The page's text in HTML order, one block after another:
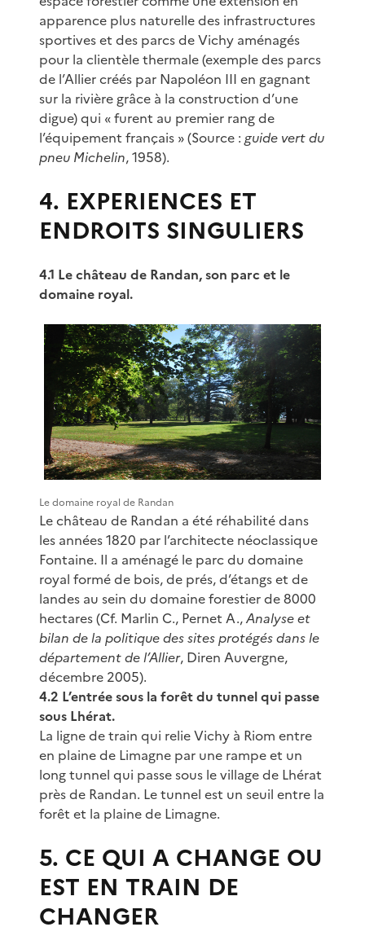
apparence plus naturelle des infrastructures
sportives et des parcs de Vichy aménagés
pour la clientèle thermale (exemple des parcs
de l’Allier créés par Napoléon III en gagnant
sur la rivière grâce à la construction d’une
digue) qui « furent au premier rang de
l’équipement français » (Source : guide vert du
pneu Michelin, 1958).
4. EXPERIENCES ET
ENDROITS SINGULIERS
4.1 Le château de Randan, son parc et le
domaine royal.
Le domaine royal de Randan
Le château de Randan a été réhabilité dans
les années 1820 par l’architecte néoclassique
Fontaine. Il a aménagé le parc du domaine
royal formé de bois, de prés, d’étangs et de
landes au sein du domaine forestier de 8000
hectares (Cf. Marlin C., Pernet A.,Analyse et
bilan de la politique des sites protégés dans le
département de l’Allier, Diren Auvergne,
décembre 2005).
4.2 L’entrée sous la forêt du tunnel qui passe
sous Lhérat.
La ligne de train qui relie Vichy à Riom entre
en plaine de Limagne par une rampe et un
long tunnel qui passe sous le village de Lhérat
près de Randan. Le tunnel est un seuil entre la
forêt et la plaine de Limagne.
5. CE QUI A CHANGE OU
EST EN TRAIN DE
CHANGER